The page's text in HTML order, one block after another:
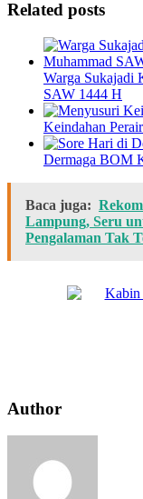
Related posts
Warga Sukajadi
SAW 1444 H
Keindahan
Dermaga BOM
Baca juga:
Lampung, Seru
Pengalaman Tak
Author